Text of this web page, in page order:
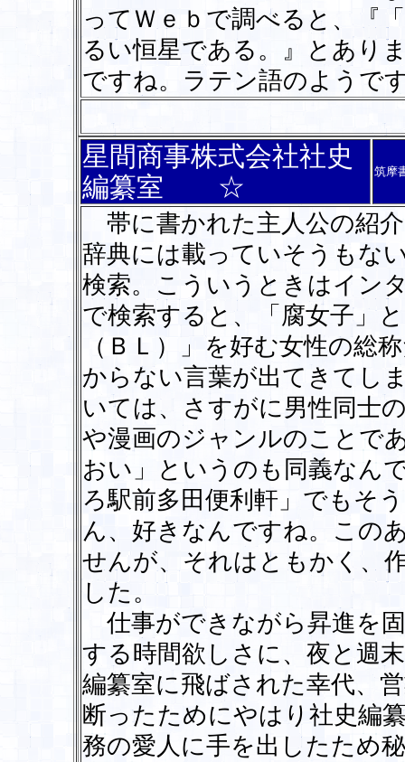
ってＷｅｂで調べると、『
るい恒星である。』とあり
ですね。ラテン語のようで
星間商事株式会社社史
編纂室 ☆
筑摩
帯に書かれた主人公の紹
辞典には載っていそうもな
検索。こういうときはイン
で検索すると、「腐女子」
（ＢＬ）」を好む女性の総
からない言葉が出てきてし
いては、さすがに男性同士
や漫画のジャンルのことで
おい」というのも同義なん
ろ駅前多田便利軒」でもそ
ん、好きなんですね。この
せんが、それはともかく、
した。
仕事ができながら昇進を
する時間欲しさに、夜と週
編纂室に飛ばされた幸代、
断ったためにやはり社史編
務の愛人に手を出したため